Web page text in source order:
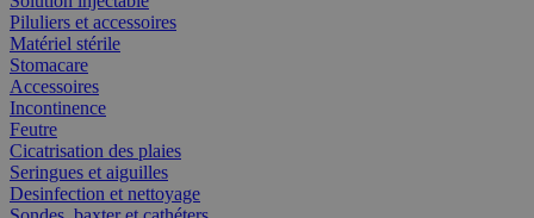
Piluliers et accessoires
Matériel stérile
Stomacare
Accessoires
Incontinence
Feutre
Cicatrisation des plaies
Seringues et aiguilles
Desinfection et nettoyage